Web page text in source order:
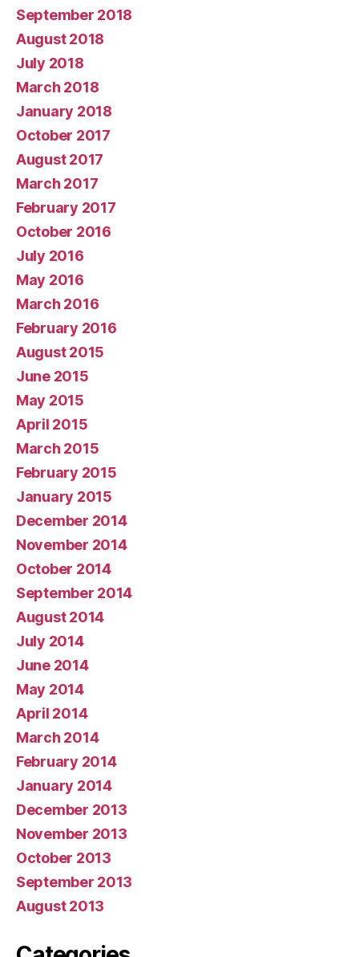
September 2018
August 2018
July 2018
March 2018
January 2018
October 2017
August 2017
March 2017
February 2017
October 2016
July 2016
May 2016
March 2016
February 2016
August 2015
June 2015
May 2015
April 2015
March 2015
February 2015
January 2015
December 2014
November 2014
October 2014
September 2014
August 2014
July 2014
June 2014
May 2014
April 2014
March 2014
February 2014
January 2014
December 2013
November 2013
October 2013
September 2013
August 2013